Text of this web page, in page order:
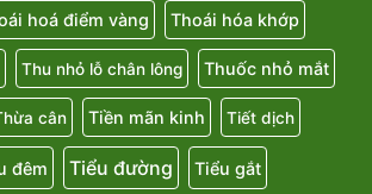
hoá điểm vàng Thoái hóa khớp
Thu nhỏ lỗ chân lông Thuốc nhỏ mắt
cân Tiền mãn kinh Tiết dịch
đêm Tiểu đường Tiểu gắt